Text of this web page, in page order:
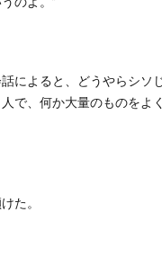
によると、どうやらシソ
で、何か大量のものをよ
た。